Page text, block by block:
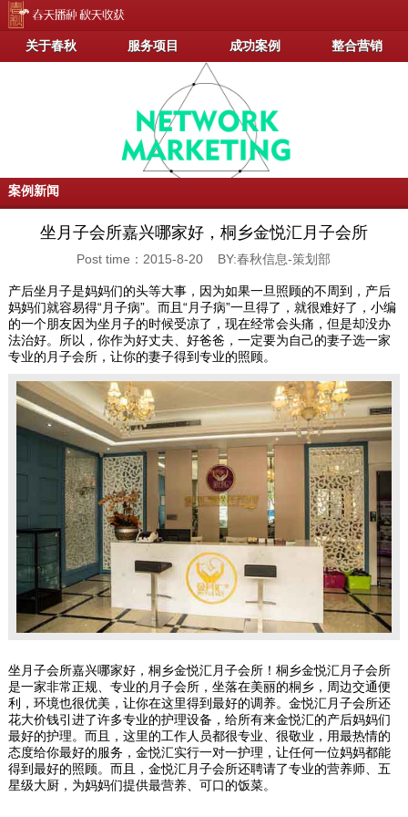
关于春秋 服务项目 成功案例 整合营销
案例新闻
坐月子会所嘉兴哪家好，桐乡金悦汇月子会所
Post time：2015-8-20 BY:春秋信息-策划部
产后坐月子是妈妈们的头等大事，因为如果一旦照顾的不周到，产后
妈妈们就容易得“月子病”。而且“月子病”一旦得了，就很难好了，小编
的一个朋友因为坐月子的时候受凉了，现在经常会头痛，但是却没办
法治好。所以，你作为好丈夫、好爸爸，一定要为自己的妻子选一家
专业的月子会所，让你的妻子得到专业的照顾。
坐月子会所嘉兴哪家好，桐乡金悦汇月子会所！桐乡金悦汇月子会所
是一家非常正规、专业的月子会所，坐落在美丽的桐乡，周边交通便
利，环境也很优美，让你在这里得到最好的调养。金悦汇月子会所还
花大价钱引进了许多专业的护理设备，给所有来金悦汇的产后妈妈们
最好的护理。而且，这里的工作人员都很专业、很敬业，用最热情的
态度给你最好的服务，金悦汇实行一对一护理，让任何一位妈妈都能
得到最好的照顾。而且，金悦汇月子会所还聘请了专业的营养师、五
星级大厨，为妈妈们提供最营养、可口的饭菜。